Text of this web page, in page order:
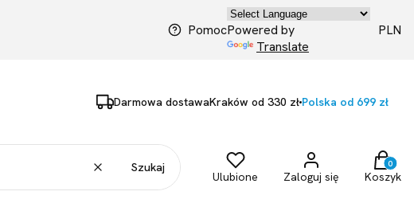
PomocPowered by
Translate
PLN
Darmowa dostawaKraków od 330 zł Polska od 699 zł
Wyczyść Szukaj
Ulubione Zaloguj się Koszyk